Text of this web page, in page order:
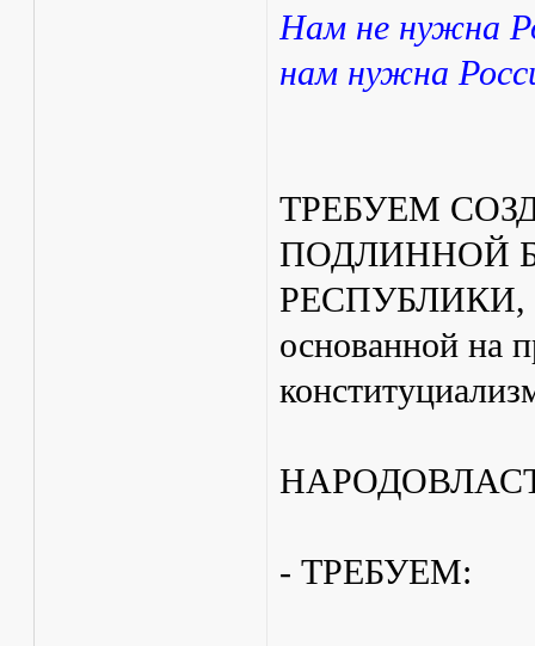
Нам не нужна
нам нужна
ТРЕБУЕМ
ПОДЛИННОЙ
РЕСПУБЛИКИ,
основанной на
- ТРЕБУЕМ: